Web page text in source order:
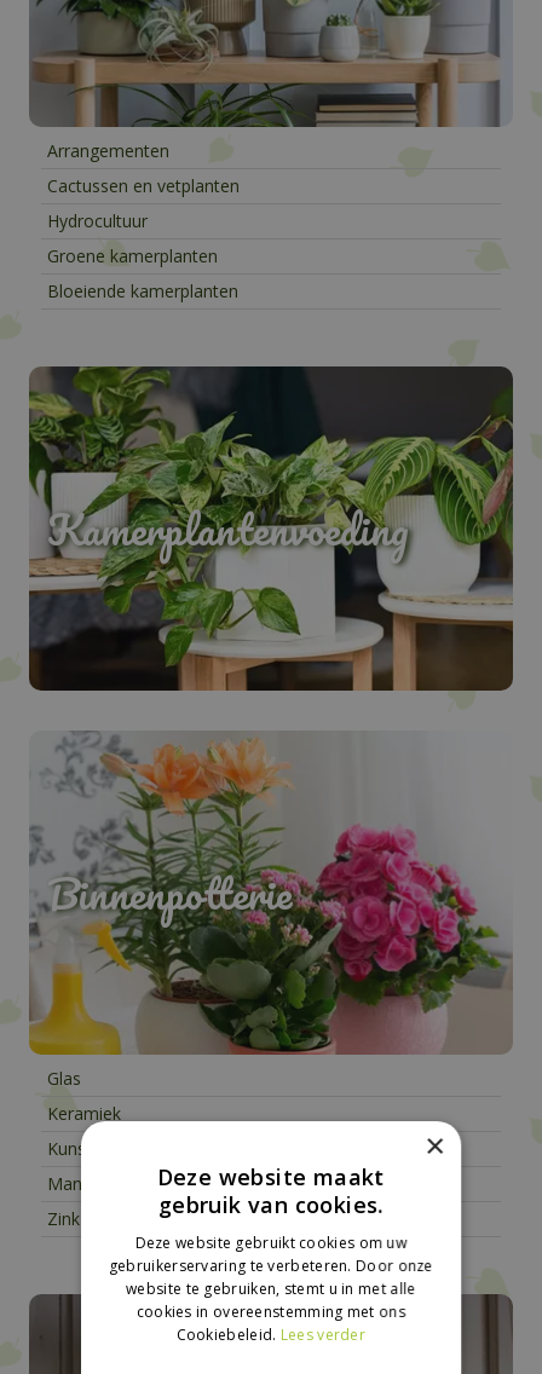
Arrangementen
Cactussen en vetplanten
Hydrocultuur
Groene kamerplanten
Bloeiende kamerplanten
Kamerplantenvoeding
Binnenpotterie
Glas
Keramiek
Kunststof
Mandwerk
Zink
×
Deze website maakt
gebruik van cookies.
Deze website gebruikt cookies om uw
gebruikerservaring te verbeteren. Door onze
website te gebruiken, stemt u in met alle
cookies in overeenstemming met ons
Cookiebeleid. Lees verder